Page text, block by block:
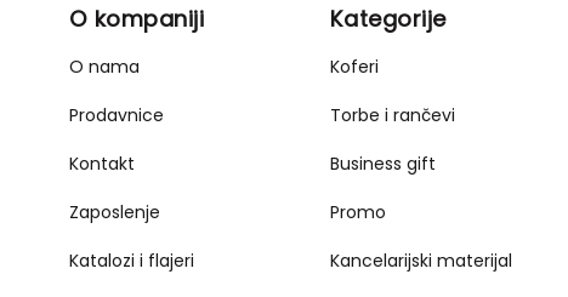
O kompaniji
O nama
Prodavnice
Kontakt
Zaposlenje
Katalozi i flajeri
Kategorije
Koferi
Torbe i rančevi
Business gift
Promo
Kancelarijski materijal